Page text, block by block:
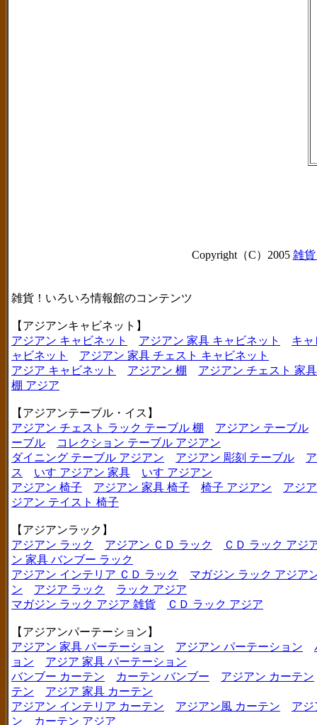
Copyright（C）2005 雑
雑貨！いろいろ情報館のコンテンツ
【アジアンキャビネット】
アジアン キャビネット
アジアン 家具 キャビネット
キャ
ャビネット
アジアン 家具 チェスト キャビネット
アジア キャビネット
アジアン 棚
アジアン チェスト 家
棚 アジア
【アジアンテーブル・イス】
アジアン チェスト ラック テーブル 棚
アジアン テーブル
ーブル
コレクション テーブル アジアン
ダイニング テーブル アジアン
アジアン 彫刻 テーブル
ス
いす アジアン 家具
いす アジアン
アジアン 椅子
アジアン 家具 椅子 椅子 アジアン
アジ
ジアン テイスト 椅子
【アジアンラック】
アジアン ラック
アジアン ＣＤ ラック
ＣＤ ラック アジ
ン 家具 バンブー ラック
アジアン インテリア ＣＤ ラック
マガジン ラック アジア
ン
アジア ラック
ラック アジア
マガジン ラック アジア 雑貨
ＣＤ ラック アジア
【アジアンパーテーション】
アジアン 家具 パーテーション
アジアン パーテーション
ョン
アジア 家具 パーテーション
バンブー カーテン
カーテン バンブー
アジアン カーテン
テン
アジア 家具 カーテン
アジアン インテリア カーテン
アジアン風 カーテン
アジ
ン
カーテン アジア